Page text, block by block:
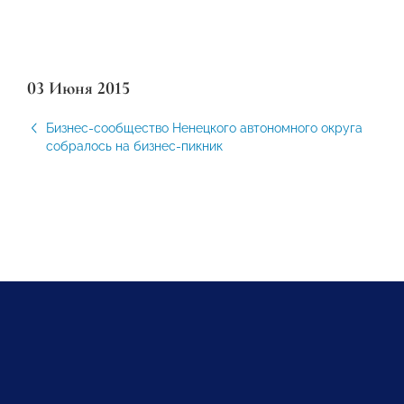
03 Июня 2015
Бизнес-сообщество Ненецкого автономного округа
собралось на бизнес-пикник